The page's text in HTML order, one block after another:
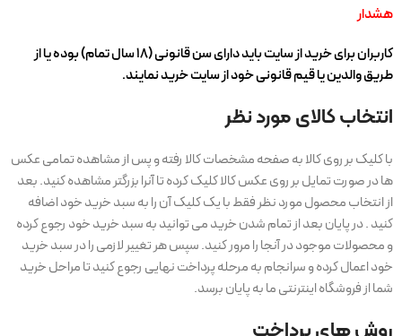
هشدار
کاربران برای خرید از سایت باید دارای سن قانونی (18 سال تمام) بوده یا از
طریق والدین یا قیم قانونی خود از سایت خرید نمایند.
انتخاب کالای مورد نظر
با کلیک بر روی کالا به صفحه مشخصات کالا رفته و پس از مشاهده تمامی عکس
ها در صورت تمایل بر روی عکس کالا کلیک کرده تا آنرا بزرگتر مشاهده کنید. بعد
از انتخاب محصول مورد نظر فقط با یک کلیک آن را به سبد خرید خود اضافه
کنید . در پایان بعد از تمام شدن خرید می توانید به سبد خرید خود رجوع کرده
و محصولات موجود در آنجا را مرور کنید. سپس هر تغییر لازمی را در سبد خرید
خود اعمال کرده و سرانجام به مرحله پرداخت نهایی رجوع کنید تا مراحل خرید
شما از فروشگاه اینترنتی ما به پایان برسد.